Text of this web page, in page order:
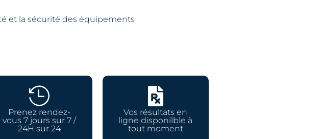
et la sécurité des équipements

Prenez rendez-
vous 7 jours sur 7 /
24H sur 24

Vos résultats en
ligne disponilble à
tout moment